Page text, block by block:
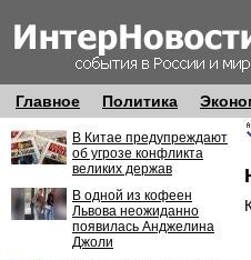
Главное Политика
В Китае предупреждают
об угрозе конфликта
великих держав
В одной из кофеен
Львова неожиданно
появилась Анджелина
Джоли